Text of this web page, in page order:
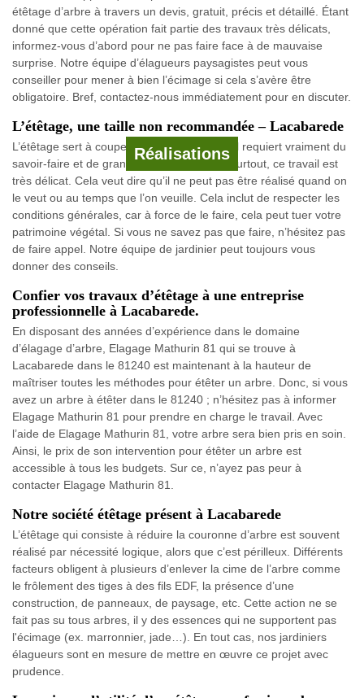
Réalisations
étêtage d’arbre à travers un devis, gratuit, précis et détaillé. Étant
donné que cette opération fait partie des travaux très délicats,
informez-vous d’abord pour ne pas faire face à de mauvaise
surprise. Notre équipe d’élagueurs paysagistes peut vous
conseiller pour mener à bien l’écimage si cela s’avère être
obligatoire. Bref, contactez-nous immédiatement pour en discuter.
L’étêtage, une taille non recommandée – Lacabarede
L’étêtage sert à couper la cime d’un arbre. Il requiert vraiment du
savoir-faire et de grandes expériences. Et surtout, ce travail est
très délicat. Cela veut dire qu’il ne peut pas être réalisé quand on
le veut ou au temps que l’on veuille. Cela inclut de respecter les
conditions générales, car à force de le faire, cela peut tuer votre
patrimoine végétal. Si vous ne savez pas que faire, n’hésitez pas
de faire appel. Notre équipe de jardinier peut toujours vous
donner des conseils.
Confier vos travaux d’étêtage à une entreprise
professionnelle à Lacabarede.
En disposant des années d’expérience dans le domaine
d’élagage d’arbre, Elagage Mathurin 81 qui se trouve à
Lacabarede dans le 81240 est maintenant à la hauteur de
maîtriser toutes les méthodes pour étêter un arbre. Donc, si vous
avez un arbre à étêter dans le 81240 ; n’hésitez pas à informer
Elagage Mathurin 81 pour prendre en charge le travail. Avec
l’aide de Elagage Mathurin 81, votre arbre sera bien pris en soin.
Ainsi, le prix de son intervention pour étêter un arbre est
accessible à tous les budgets. Sur ce, n’ayez pas peur à
contacter Elagage Mathurin 81.
Notre société étêtage présent à Lacabarede
L’étêtage qui consiste à réduire la couronne d’arbre est souvent
réalisé par nécessité logique, alors que c’est périlleux. Différents
facteurs obligent à plusieurs d’enlever la cime de l’arbre comme
le frôlement des tiges à des fils EDF, la présence d’une
construction, de panneaux, de paysage, etc. Cette action ne se
fait pas su tous arbres, il y des essences qui ne supportent pas
l'écimage (ex. marronnier, jade…). En tout cas, nos jardiniers
élagueurs sont en mesure de mettre en œuvre ce projet avec
prudence.